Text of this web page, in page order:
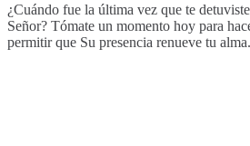
¿Cuándo fue la última vez que te
Señor? Tómate un momento hoy para
permitir que Su presencia renueve tu alma.